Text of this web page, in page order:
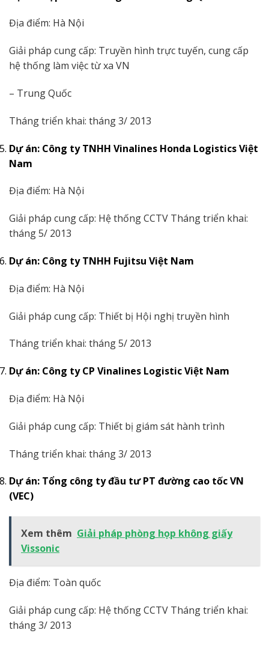
Địa điểm: Hà Nội
Giải pháp cung cấp: Truyền hình trực tuyến, cung cấp
hệ thống làm việc từ xa VN
– Trung Quốc
Tháng triển khai: tháng 3/ 2013
Dự án: Công ty TNHH Vinalines Honda Logistics Việt
Nam
Địa điểm: Hà Nội
Giải pháp cung cấp: Hệ thống CCTV Tháng triển khai:
tháng 5/ 2013
Dự án: Công ty TNHH Fujitsu Việt Nam
Địa điểm: Hà Nội
Giải pháp cung cấp: Thiết bị Hội nghị truyền hình
Tháng triển khai: tháng 5/ 2013
Dự án: Công ty CP Vinalines Logistic Việt Nam
Địa điểm: Hà Nội
Giải pháp cung cấp: Thiết bị giám sát hành trình
Tháng triển khai: tháng 3/ 2013
Dự án: Tổng công ty đầu tư PT đường cao tốc VN
(VEC)
Xem thêm Giải pháp phòng họp không giấy
Vissonic
Địa điểm: Toàn quốc
Giải pháp cung cấp: Hệ thống CCTV Tháng triển khai:
tháng 3/ 2013